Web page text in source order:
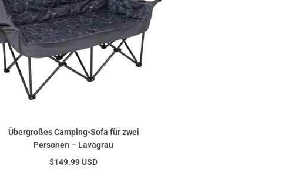
Übergroßes Camping-Sofa für zwei
Personen – Lavagrau
$149.99 USD